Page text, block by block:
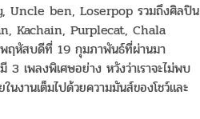
Uncle ben, Loserpop รวมถึงศิลปิน
Kachain, Purplecat, Chala
ฤหัสบดีที่ 19 กุมภาพันธ์ที่ผ่านมา
เพลงพิเศษอย่าง หวังว่าเราจะไม่พบ
งานเต็มไปด้วยความมันส์ของโชว์และ